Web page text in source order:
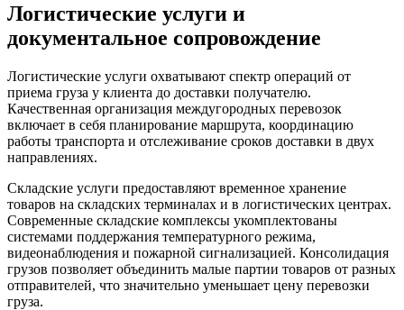
Логистические услуги и
документальное сопровождение
Логистические услуги охватывают спектр операций от
приема груза у клиента до доставки получателю.
Качественная организация междугородных перевозок
включает в себя планирование маршрута, координацию
работы транспорта и отслеживание сроков доставки в двух
направлениях.
Складские услуги предоставляют временное хранение
товаров на складских терминалах и в логистических центрах.
Современные складские комплексы укомплектованы
системами поддержания температурного режима,
видеонаблюдения и пожарной сигнализацией. Консолидация
грузов позволяет объединить малые партии товаров от разных
отправителей, что значительно уменьшает цену перевозки
груза.